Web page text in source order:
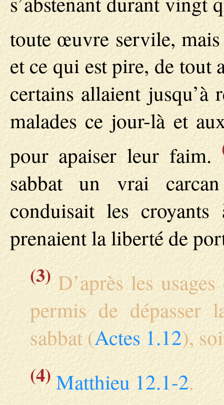
toute œuvre servile,
et ce qui est pire, de tout
certains allaient jusqu’à
malades ce jour-là et
pour apaiser leur faim.
sabbat un vrai
conduisait les
prenaient la liberté de
(3)D’après les
permis de dépasser
sabbat (Actes 1.12),
(4)Matthieu 12.1-2.